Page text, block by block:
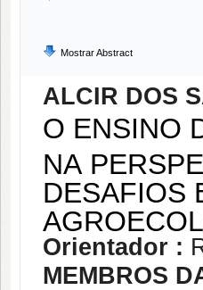
Mostrar Abstract
ALCIR DOS
O ENSINO
NA
DESAFIOS
Orientador :
MEMBROS